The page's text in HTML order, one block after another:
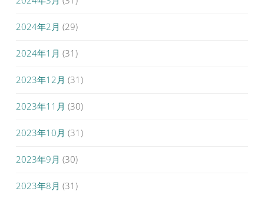
2024年2月 (29)
2024年1月 (31)
2023年12月 (31)
2023年11月 (30)
2023年10月 (31)
2023年9月 (30)
2023年8月 (31)